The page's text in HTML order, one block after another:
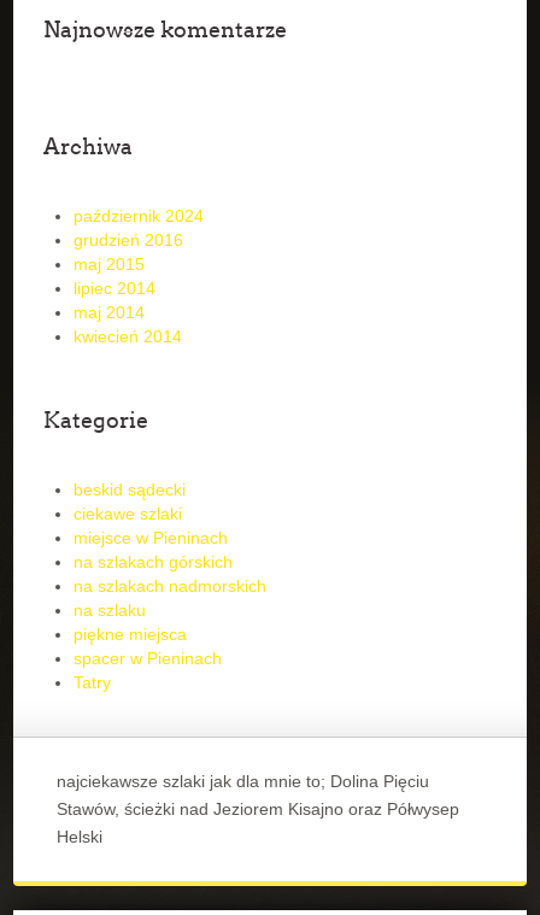
Najnowsze komentarze
Archiwa
październik 2024
grudzień 2016
maj 2015
lipiec 2014
maj 2014
kwiecień 2014
Kategorie
beskid sądecki
ciekawe szlaki
miejsce w Pieninach
na szlakach górskich
na szlakach nadmorskich
na szlaku
piękne miejsca
spacer w Pieninach
Tatry
najciekawsze szlaki jak dla mnie to; Dolina Pięciu
Stawów, ścieżki nad Jeziorem Kisajno oraz Półwysep
Helski